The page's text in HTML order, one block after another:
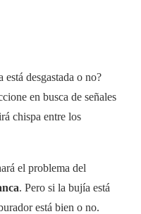
desgastada o no?
en busca de señales
chispa entre los
el problema del
. Pero si la bujía está
está bien o no.